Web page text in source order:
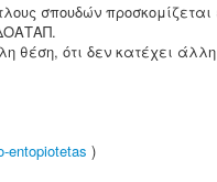
σπουδών
θέση, ότι δεν κατέχει
entopiotetas )